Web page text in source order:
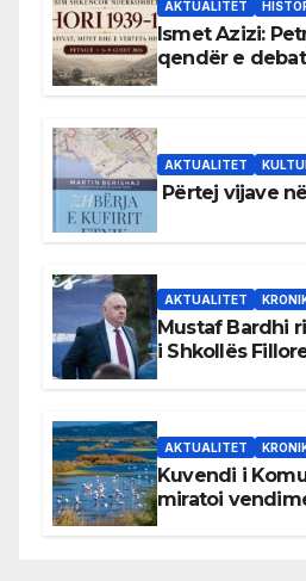
AKTUALITET
Ismet Azizi:
qendër e
AKTUALITET
Përtej vijave
AKTUALITET
Mustaf Bardhi
i Shkollës
AKTUALITET
Kuvendi i
miratoi